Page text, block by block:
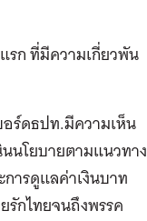
รก ที่มีความเกี่ยวพัน
ร์ดธปท.มีความเห็น
นโยบายตามแนวทาง
ารดูแลค่าเงินบาท
รักไทยจนถึงพรรค